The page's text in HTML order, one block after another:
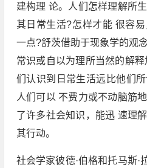
建构理 论。人们怎样理解所
其日常生活?怎样才能 很容
一点?舒茨借助于现象学的观
常识或自以为理所当然的解
们认识到日常生活远比他们
人们可以 不费力或不动脑筋
了许多社会知识，能迅 速理
其行动。
社会学家彼德·伯格和托马斯·